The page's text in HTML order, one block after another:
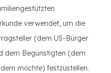
verwendet, um die
(dem US-Bürger
dem Begünstigten (dem
möchte) festzustellen.